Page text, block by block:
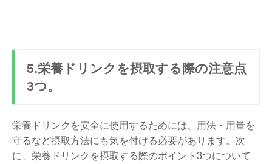
5.栄養ドリンクを摂取する際の注意点
3つ。
栄養ドリンクを安全に使用するためには、用法・用量を
守るなど摂取方法にも気を付ける必要があります。次
に、栄養ドリンクを摂取する際のポイント3つについて